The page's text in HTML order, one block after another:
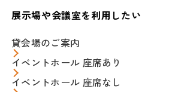
展示場や会議室を利用したい
貸会場のご案内
イベントホール 座席あり
イベントホール 座席なし